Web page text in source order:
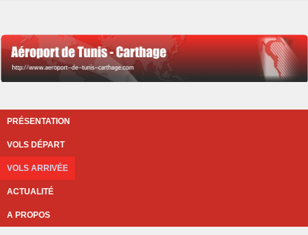
PRÉSENTATION
VOLS DÉPART
VOLS ARRIVÉE
ACTUALITÉ
A PROPOS